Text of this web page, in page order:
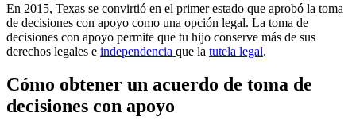
En 2015, Texas se convirtió en el primer estado que aprobó la toma
de decisiones con apoyo como una opción legal. La toma de
decisiones con apoyo permite que tu hijo conserve más de sus
derechos legales e independencia que la tutela legal.
Cómo obtener un acuerdo de toma de
decisiones con apoyo